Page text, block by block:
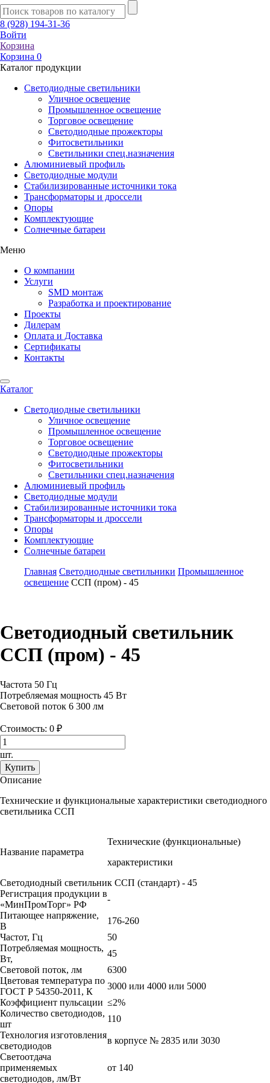
8 (928) 194-31-36
Войти
Корзина
Корзина 0
Каталог продукции
Светодиодные светильники
Уличное освещение
Промышленное освещение
Торговое освещение
Светодиодные прожекторы
Фитосветильники
Светильники спец.назначения
Алюминиевый профиль
Светодиодные модули
Стабилизированные источники тока
Трансформаторы и дроссели
Опоры
Комплектующие
Солнечные батареи
Меню
О компании
Услуги
SMD монтаж
Разработка и проектирование
Проекты
Дилерам
Оплата и Доставка
Сертификаты
Контакты
Каталог
Светодиодные светильники
Уличное освещение
Промышленное освещение
Торговое освещение
Светодиодные прожекторы
Фитосветильники
Светильники спец.назначения
Алюминиевый профиль
Светодиодные модули
Стабилизированные источники тока
Трансформаторы и дроссели
Опоры
Комплектующие
Солнечные батареи
Главная Светодиодные светильники Промышленное
освещение ССП (пром) - 45
Светодиодный светильник
ССП (пром) - 45
Частота 50 Гц
Потребляемая мощность 45 Вт
Световой поток 6 300 лм
Стоимость: 0 ₽
шт.
Купить
Описание
Технические и функциональные характеристики светодиодного
светильника ССП
Название параметра
Технические (функциональные)
характеристики
Светодиодный светильник ССП (стандарт) - 45
Регистрация продукции в
«МинПромТорг» РФ
-
Питающее напряжение,
В
176-260
Частот, Гц
50
Потребляемая мощность,
Вт,
45
Световой поток, лм
6300
Цветовая температура по
ГОСТ Р 54350-2011, К
3000 или 4000 или 5000
Коэффициент пульсации ≤2%
Количество светодиодов,
шт
110
Технология изготовления
светодиодов
в корпусе № 2835 или 3030
Светоотдача
применяемых
светодиодов, лм/Вт
от 140